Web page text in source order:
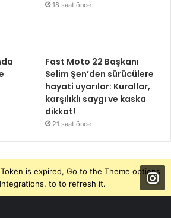
18 saat önce
Fast Moto 22 Başkanı
Selim Şen’den sürücülere
hayati uyarılar: Kurallar,
karşılıklı saygı ve kaska
dikkat!
21 saat önce
is expired, Go to the Theme options
to to refresh it.